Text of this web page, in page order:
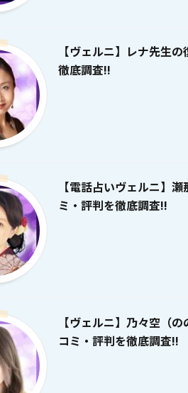
【ヴェルニ】レナ先生
徹底調査!!
【電話占いヴェルニ】
ミ・評判を徹底調査!!
【ヴェルニ】乃々空（
コミ・評判を徹底調査!!